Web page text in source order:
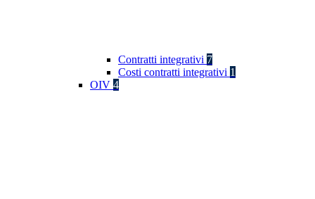
Contratti integrativi 7
Costi contratti integrativi 1
OIV 4